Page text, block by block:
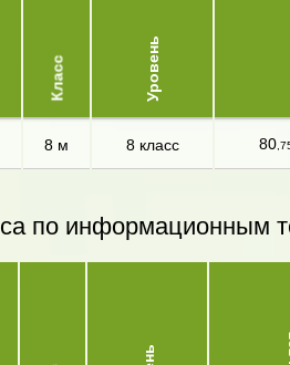
Класс Уровень
8 м 8 класс 80
по информационным